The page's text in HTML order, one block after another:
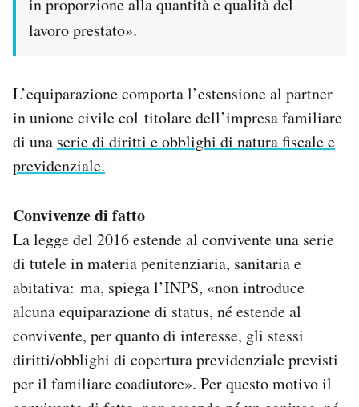
in proporzione alla quantità e qualità del
lavoro prestato».
L’equiparazione comporta l’estensione al partner
in unione civile col titolare dell’impresa familiare
di una serie di diritti e obblighi di natura fiscale e
previdenziale.
Convivenze di fatto
La legge del 2016 estende al convivente una serie
di tutele in materia penitenziaria, sanitaria e
abitativa: ma, spiega l’INPS, «non introduce
alcuna equiparazione di status, né estende al
convivente, per quanto di interesse, gli stessi
diritti/obblighi di copertura previdenziale previsti
per il familiare coadiutore». Per questo motivo il